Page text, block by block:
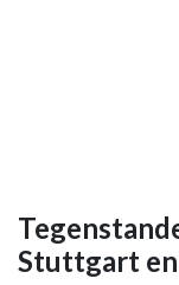
Stuttgart